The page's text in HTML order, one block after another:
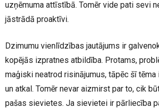
uzņēmuma attīstībā. Tomēr vide pati sevi
jāstrādā proaktīvi.
Dzimumu vienlīdzības jautājums ir
kopējās izpratnes atbildība. Protams,
maģiski neatrod risinājumus, tāpēc šī tēma
un atkal. Tomēr nevar aizmirst par to, cik
pašas sievietes. Ja sievietei ir pārliecība